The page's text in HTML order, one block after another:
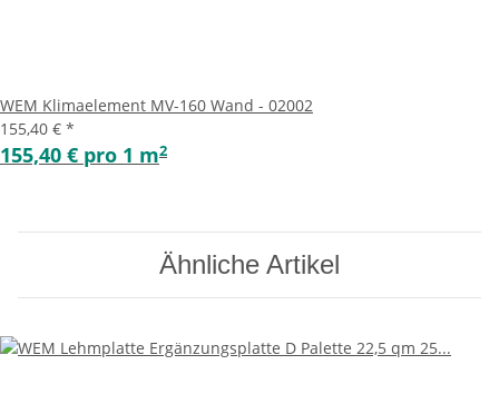
WEM Klimaelement MV-160 Wand - 02002
155,40 € *
155,40 € pro 1 m2
Ähnliche Artikel